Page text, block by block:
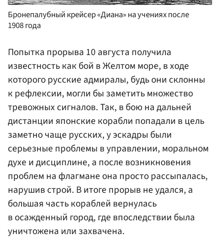
Бронепалубный крейсер «Диана» на учениях после
1908 года
Попытка прорыва 10 августа получила
известность как бой в Желтом море, в ходе
которого русские адмиралы, будь они склонны
к рефлексии, могли бы заметить множество
тревожных сигналов. Так, в бою на дальней
дистанции японские корабли попадали в цель
заметно чаще русских, у эскадры были
серьезные проблемы в управлении, моральном
духе и дисциплине, а после возникновения
проблем на флагмане она просто рассыпалась,
нарушив строй. В итоге прорыв не удался, а
большая часть кораблей вернулась
в осажденный город, где впоследствии была
уничтожена или захвачена.